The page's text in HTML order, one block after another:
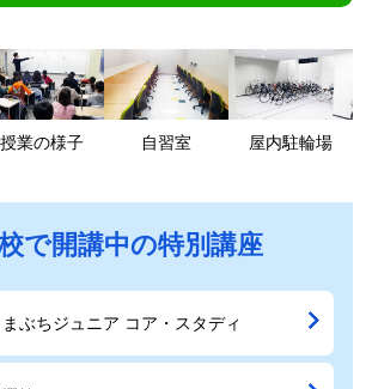
授業の様子 自習室 屋内駐輪場
で開講中の特別講座
まぶちジュニア コア・スタディ